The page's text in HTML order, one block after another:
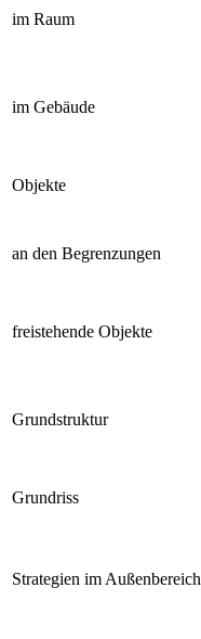
im Raum
im Gebäude
Objekte
an den Begrenzungen
freistehende Objekte
Grundstruktur
Grundriss
Strategien im Außenbereich